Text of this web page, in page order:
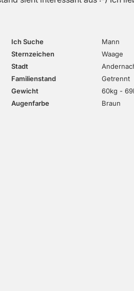
Ich Suche
Mann
Sternzeichen
Waage
Stadt
Familienstand
Getrennt
Gewicht
60kg -
Augenfarbe
Braun